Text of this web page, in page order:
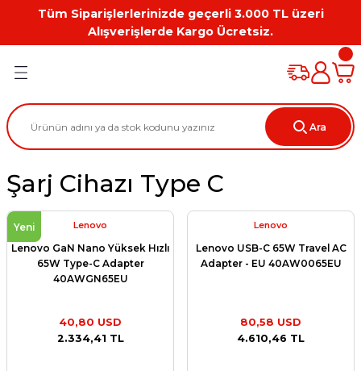
Tüm Siparişlerlerinizde geçerli 3.000 TL üzeri
Alışverişlerde Kargo Ücretsiz.
Geri Dön
Geri Dön
Geri Dön
Geri Dön
Geri Dön
Geri Dön
Kılıf
Workstation Aksesuarları
Grafik Kartı
Ara
Şarj Cihazı Type C
Yeni Lenovo
Lenovo GaN Nano Yüksek Hızlı
65W Type-C Adapter
40AWGN65EU
40,80 USD
2.334,41 TL
Lenovo
Lenovo USB-C 65W Travel AC
Adapter - EU 40AW0065EU
80,58 USD
4.610,46 TL